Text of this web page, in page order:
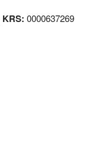
KRS: 0000637269